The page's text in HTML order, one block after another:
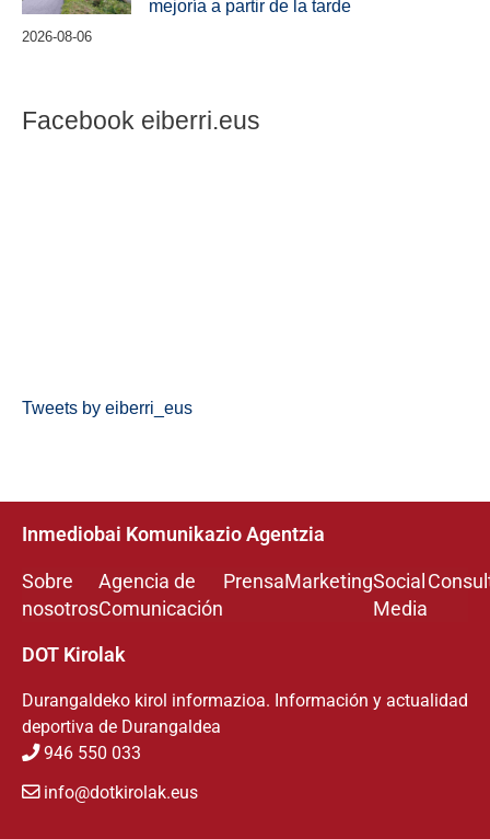
mejoría a partir de la tarde
2026-08-06
Facebook eiberri.eus
Tweets by eiberri_eus
Inmediobai Komunikazio Agentzia
Sobre
nosotros
Agencia de
Comunicación
PrensaMarketingSocial
Media
DOT Kirolak
Durangaldeko kirol informazioa. Información y actualidad
deportiva de Durangaldea
946 550 033
info@dotkirolak.eus